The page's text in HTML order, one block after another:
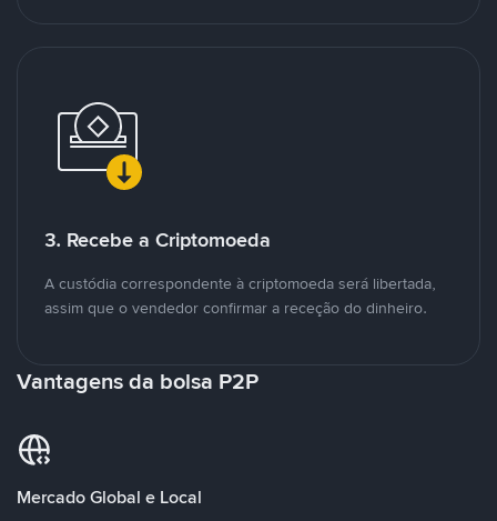
3. Recebe a Criptomoeda
A custódia correspondente à criptomoeda será libertada,
assim que o vendedor confirmar a receção do dinheiro.
Vantagens da bolsa P2P
Mercado Global e Local